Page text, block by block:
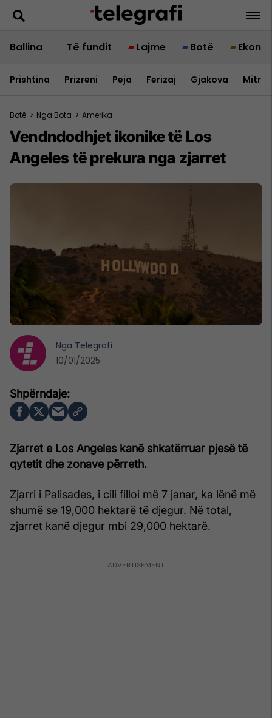
Ballina Të fundit Lajme Botë
Prishtina Prizreni Peja Ferizaj Gjakova
Botë > Nga Bota > Amerika
Vendndodhjet ikonike të Los
Angeles të prekura nga zjarret
Zjarret e Los Angeles kanë shkatërruar pjesë të
qytetit dhe zonave përreth.
Zjarri i Palisades, i cili filloi më 7 janar, ka lënë më
shumë se 19,000 hektarë të djegur. Në total,
zjarret kanë djegur mbi 29,000 hektarë.
Nga Telegrafi
10/01/2025